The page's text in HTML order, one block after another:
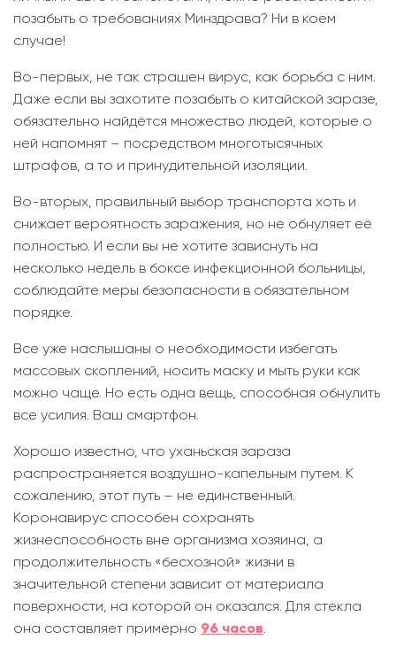
позабыть о требованиях Минздрава? Ни в коем
случае!
Во-первых, не так страшен вирус, как борьба с ним.
Даже если вы захотите позабыть о китайской заразе,
обязательно найдётся множество людей, которые о
ней напомнят – посредством многотысячных
штрафов, а то и принудительной изоляции.
Во-вторых, правильный выбор транспорта хоть и
снижает вероятность заражения, но не обнуляет её
полностью. И если вы не хотите зависнуть на
несколько недель в боксе инфекционной больницы,
соблюдайте меры безопасности в обязательном
порядке.
Все уже наслышаны о необходимости избегать
массовых скоплений, носить маску и мыть руки как
можно чаще. Но есть одна вещь, способная обнулить
все усилия. Ваш смартфон.
Хорошо известно, что уханьская зараза
распространяется воздушно-капельным путем. К
сожалению, этот путь – не единственный.
Коронавирус способен сохранять
жизнеспособность вне организма хозяина, а
продолжительность «бесхозной» жизни в
значительной степени зависит от материала
поверхности, на которой он оказался. Для стекла
она составляет примерно 96 часов.